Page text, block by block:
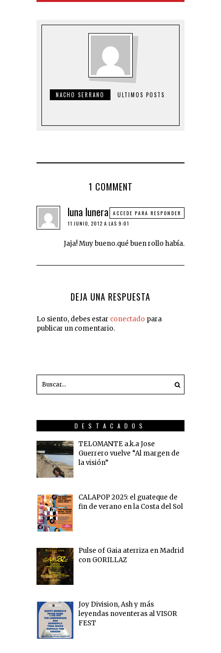
NACHO SERRANO ULTIMOS POSTS
1 COMMENT
luna lunera
11 JUNIO, 2012 A LAS 9:01
Jaja! Muy bueno.qué buen rollo había.
ACCEDE PARA RESPONDER
DEJA UNA RESPUESTA
Lo siento, debes estar conectado para
publicar un comentario.
DESTACADOS
TELOMANTE a.k.a Jose
Guerrero vuelve “Al margen de
la visión”
CALAPOP 2025: el guateque de
fin de verano en la Costa del Sol
Pulse of Gaia aterriza en Madrid
con GORILLAZ
Joy Division, Ash y más
leyendas noventeras al VISOR
FEST